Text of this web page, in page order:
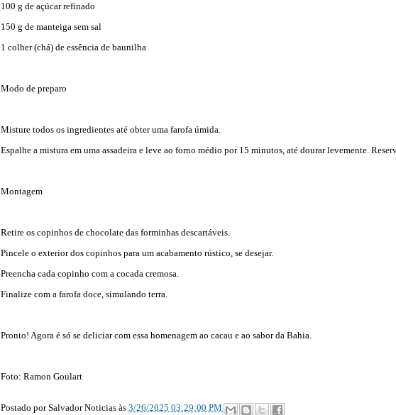
100 g de açúcar refinado
150 g de manteiga sem sal
1 colher (chá) de essência de baunilha
Modo de preparo
Misture todos os ingredientes até obter uma farofa úmida.
Espalhe a mistura em uma assadeira e leve ao forno médio por 15 minutos, até dourar levemente.
Montagem
Retire os copinhos de chocolate das forminhas descartáveis.
Pincele o exterior dos copinhos para um acabamento rústico, se desejar.
Preencha cada copinho com a cocada cremosa.
Finalize com a farofa doce, simulando terra.
Pronto! Agora é só se deliciar com essa homenagem ao cacau e ao sabor da Bahia.
Foto: Ramon Goulart
Postado porSalvador Noticias às 3/26/2025 03:29:00 PM